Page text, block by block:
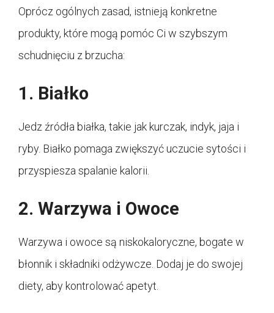
Oprócz ogólnych zasad, istnieją konkretne
produkty, które mogą pomóc Ci w szybszym
schudnięciu z brzucha:
1. Białko
Jedz źródła białka, takie jak kurczak, indyk, jaja i
ryby. Białko pomaga zwiększyć uczucie sytości i
przyspiesza spalanie kalorii.
2. Warzywa i Owoce
Warzywa i owoce są niskokaloryczne, bogate w
błonnik i składniki odżywcze. Dodaj je do swojej
diety, aby kontrolować apetyt.